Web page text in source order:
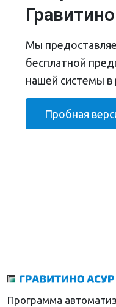
Мы
бесплатной
нашей системы в
Пробная
Программа